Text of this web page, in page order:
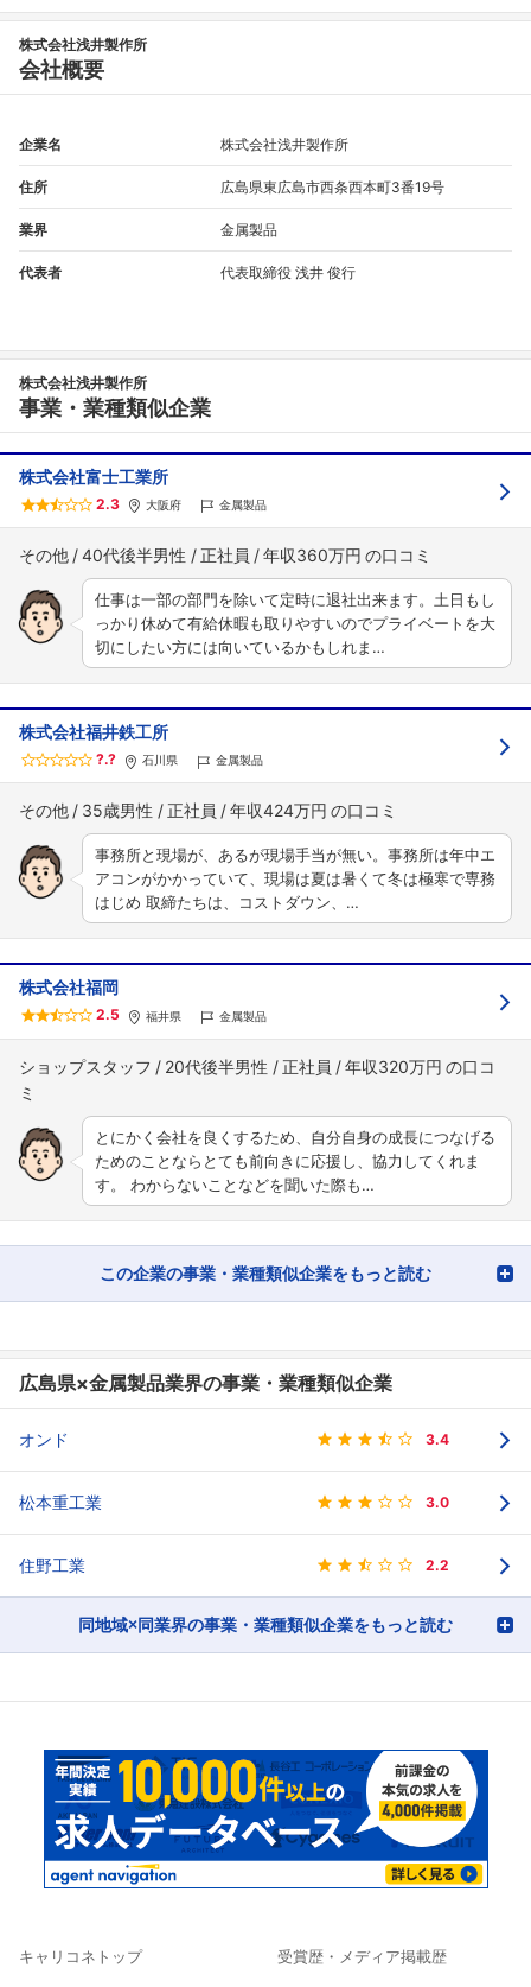
こちらの企業もフォローしませんか？
株式会社浅井製作所
会社概要
企業名 株式会社浅井製作所
住所 広島県東広島市西条西本町3番19号
業界 金属製品
代表者 代表取締役 浅井 俊行
株式会社浅井製作所
事業・業種類似企業
株式会社富士工業所
2.3 大阪府 金属製品
その他 40代後半男性 正社員 年収360万円
仕事は一部の部門を除いて定時に退社出来ます。土日もし
っかり休めて有給休暇も取りやすいのでプライベートを大
切にしたい方には向いているかもしれま…
株式会社福井鉄工所
?.? 石川県 金属製品
その他 35歳男性 正社員 年収424万円
事務所と現場が、あるが現場手当が無い。事務所は年中エ
アコンがかかっていて、現場は夏は暑くて冬は極寒で専務
はじめ 取締たちは、コストダウン、…
株式会社福岡
2.5 福井県 金属製品
ショップスタッフ 20代後半男性 正社員 年収320万円
とにかく会社を良くするため、自分自身の成長につなげる
ためのことならとても前向きに応援し、協力してくれま
す。 わからないことなどを聞いた際も…
この企業の事業・業種類似企業をもっと読む
広島県×金属製品業界の事業・業種類似企業
オンド 3.4
松本重工業 3.0
住野工業 2.2
同地域×同業界の事業・業種類似企業をもっと読む
キャリコネトップ 受賞歴・メディア掲載歴